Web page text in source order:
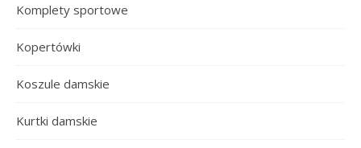
Komplety sportowe
Kopertówki
Koszule damskie
Kurtki damskie